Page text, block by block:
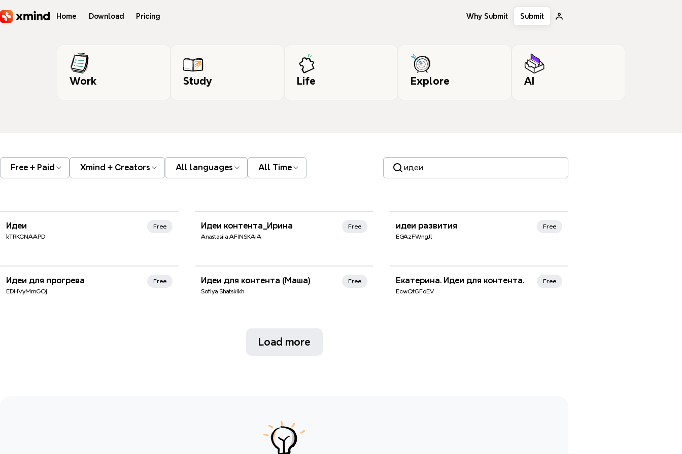
Home Download Pricing Why Submit Submit
Work Study Life Explore AI
Free + Paid Xmind + Creators All languages All Time Search templates, tags…
Идеи
kTRKCNAAPD
Free Идеи контента_Ирина
Anastasiia AFINSKAIA
Free идеи развития
EGAzFWngJl
Free
Идеи для прогрева
EDHVyMmGOj
Free Идеи для контента (Маша)
Sofiya Shatskikh
Free Екатерина. Идеи для контента.
EcwQfGFoEV
Free
Load more